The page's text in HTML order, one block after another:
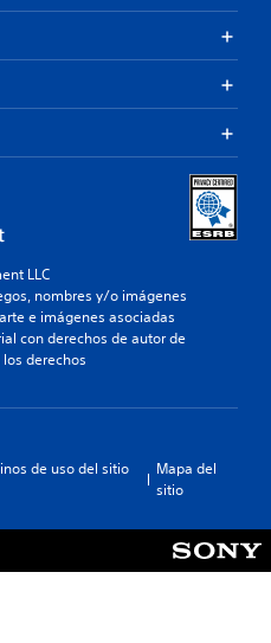
LLC
nombres y/o imágenes
e imágenes asociadas
con derechos de autor de
derechos
de uso del sitio
Mapa del
sitio